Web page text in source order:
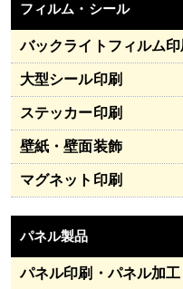
フィルム・シール
バックライトフィルム印
大型シール印刷
ステッカー印刷
壁紙・壁面装飾
マグネット印刷
パネル製品
パネル印刷・パネル加工